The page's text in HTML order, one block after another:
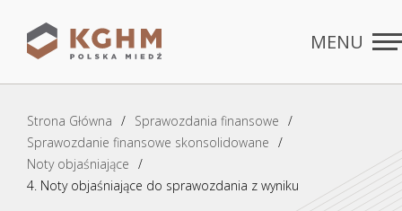
Rozdziały MENU
Strona Główna
Sprawozdania finansowe
Sprawozdanie finansowe skonsolidowane
Noty objaśniające
4. Noty objaśniające do sprawozdania z wyniku